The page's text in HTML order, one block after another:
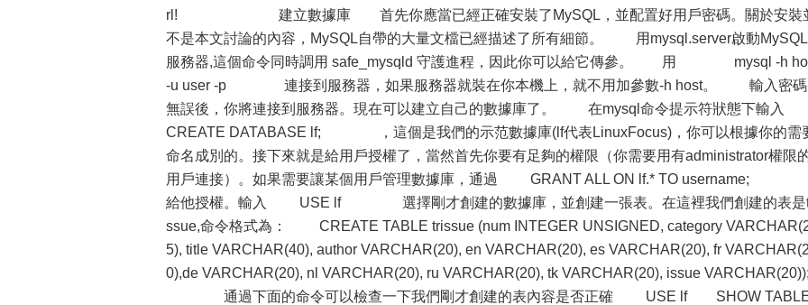
rl! 建立數據庫 首先你應當已經正確安裝了MySQL，並配置好用戶密碼。關於安裝
不是本文討論的內容，MySQL自帶的大量文檔已經描述了所有細節。 用mysql.server啟動MySQL
服務器,這個命令同時調用 safe_mysqld 守護進程，因此你可以給它傳參。 用 mysql -h
-u user -p 連接到服務器，如果服務器就裝在你本機上，就不用加參數-h host。 輸入密碼
無誤後，你將連接到服務器。現在可以建立自己的數據庫了。 在mysql命令提示符狀態下輸
CREATE DATABASE lf; ，這個是我們的示范數據庫(lf代表LinuxFocus)，你可以根據你的需
命名成別的。接下來就是給用戶授權了，當然首先你要有足夠的權限（你需要用有administrator權限
用戶連接）。如果需要讓某個用戶管理數據庫，通過 GRANT ALL ON lf.* TO username;
給他授權。輸入 USE lf 選擇剛才創建的數據庫，並創建一張表。在這裡我們創建的表是
ssue,命令格式為： CREATE TABLE trissue (num INTEGER UNSIGNED, category
5), title VARCHAR(40), author VARCHAR(20), en VARCHAR(20), es VARCHAR(20), fr VARCHAR(2
0),de VARCHAR(20), nl VARCHAR(20), ru VARCHAR(20), tk VARCHAR(20), issue VARCHAR(20));
通過下面的命令可以檢查一下我們剛才創建的表內容是否正確 USE lf SHOW